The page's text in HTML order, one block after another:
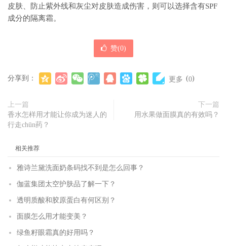
皮肤、防止紫外线和灰尘对皮肤造成伤害，则可以选择含有SPF
成分的隔离霜。
赞(0)
分享到： 更多 (0)
上一篇
香水怎样用才能让你成为迷人的
行走chūn药？
下一篇
用水果做面膜真的有效吗？
相关推荐
雅诗兰黛洗面奶条码找不到是怎么回事？
伽蓝集团太空护肤品了解一下？
透明质酸和胶原蛋白有何区别？
面膜怎么用才能变美？
绿鱼籽眼霜真的好用吗？